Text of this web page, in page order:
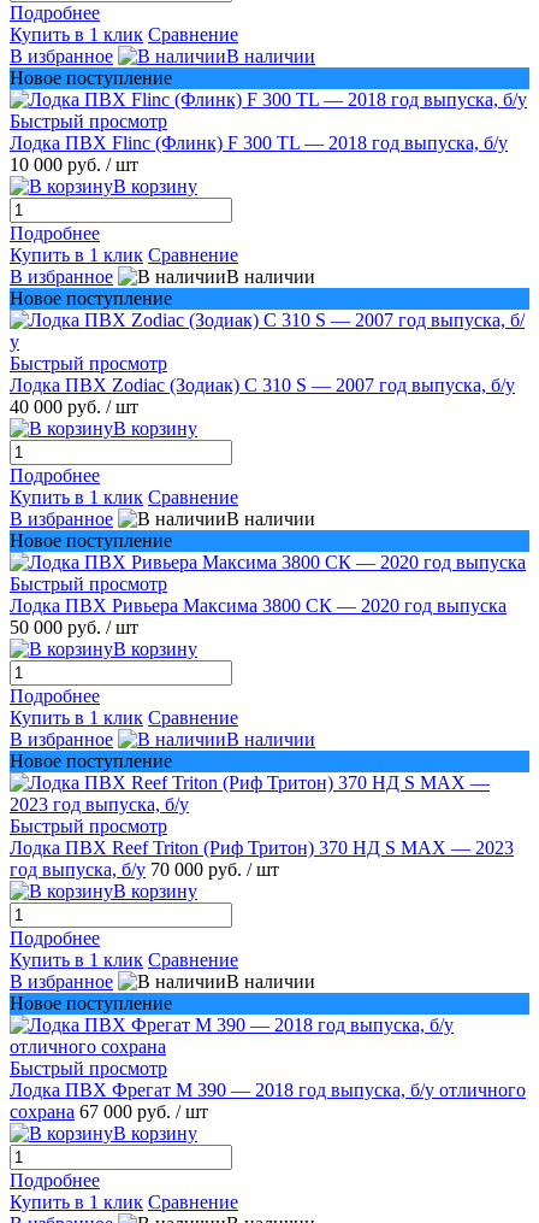
Подробнее
Купить в 1 клик Сравнение
В избранное
В наличии
Новое поступление
Быстрый просмотр
Лодка ПВХ Flinc (Флинк) F 300 TL — 2018 год выпуска, б/у
10 000 руб. / шт
В корзину
Подробнее
Купить в 1 клик Сравнение
В избранное
В наличии
Новое поступление
Быстрый просмотр
Лодка ПВХ Zodiac (Зодиак) C 310 S — 2007 год выпуска, б/у
40 000 руб. / шт
В корзину
Подробнее
Купить в 1 клик Сравнение
В избранное
В наличии
Новое поступление
Быстрый просмотр
Лодка ПВХ Ривьера Максима 3800 СК — 2020 год выпуска
50 000 руб. / шт
В корзину
Подробнее
Купить в 1 клик Сравнение
В избранное
В наличии
Новое поступление
Быстрый просмотр
Лодка ПВХ Reef Triton (Риф Тритон) 370 НД S MAX — 2023
год выпуска, б/у 70 000 руб. / шт
В корзину
Подробнее
Купить в 1 клик Сравнение
В избранное
В наличии
Новое поступление
Быстрый просмотр
Лодка ПВХ Фрегат М 390 — 2018 год выпуска, б/у отличного
сохрана 67 000 руб. / шт
В корзину
Подробнее
Купить в 1 клик Сравнение